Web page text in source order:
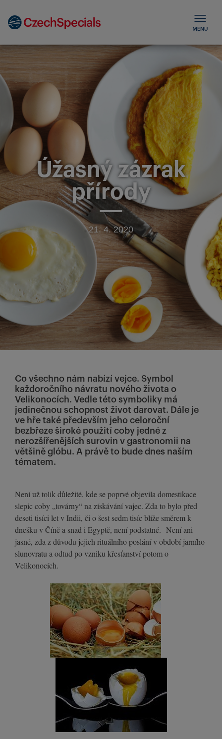
Úžasný zázrak
přírody
21. 4. 2020
Co všechno nám nabízí vejce. Symbol
každoročního návratu nového života o
Velikonocích. Vedle této symboliky má
jedinečnou schopnost život darovat. Dále je
ve hře také především jeho celoroční
bezbřeze široké použití coby jedné z
nerozšířenějších surovin v gastronomii na
většině glóbu. A právě to bude dnes naším
tématem.
Není už tolik důležité, kde se poprvé objevila domestikace
slepic coby „továrny“ na získávání vajec. Zda to bylo před
deseti tisíci let v Indii, či o šest sedm tisíc blíže směrem k
dnešku v Číně a snad i Egyptě, není podstatné. Není ani
jasné, zda z důvodu jejich rituálního poslání v období jarního
slunovratu a odtud po vzniku křesťanství potom o
Velikonocích.